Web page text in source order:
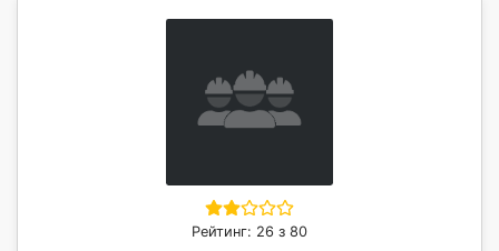
Рейтинг: 26 з 80